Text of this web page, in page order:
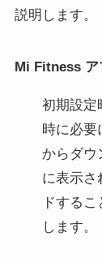
説明します。
Mi Fitness ア
初期設定
時に必要
からダウ
に表示さ
ドする
します。